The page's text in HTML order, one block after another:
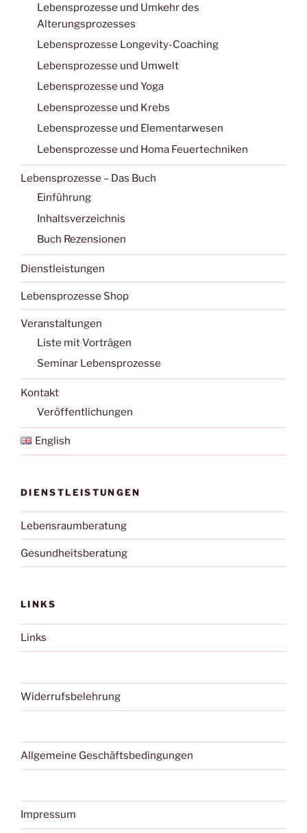
Lebensprozesse und Umkehr des
Alterungsprozesses
Lebensprozesse Longevity-Coaching
Lebensprozesse und Umwelt
Lebensprozesse und Yoga
Lebensprozesse und Krebs
Lebensprozesse und Elementarwesen
Lebensprozesse und Homa Feuertechniken
Lebensprozesse – Das Buch
Einführung
Inhaltsverzeichnis
Buch Rezensionen
Dienstleistungen
Lebensprozesse Shop
Veranstaltungen
Liste mit Vorträgen
Seminar Lebensprozesse
Kontakt
Veröffentlichungen
English
DIENSTLEISTUNGEN
Lebensraumberatung
Gesundheitsberatung
LINKS
Links
Widerrufsbelehrung
Allgemeine Geschäftsbedingungen
Impressum